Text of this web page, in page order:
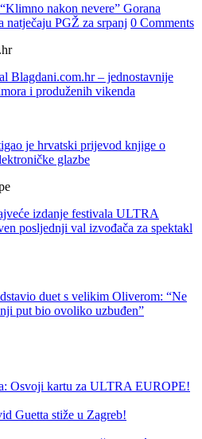
nakon nevere” Gorana
natječaju PGŽ za srpanj 0 Comments
Blagdani.com.hr – jednostavnije
i produženih vikenda
je hrvatski prijevod knjige o
glazbe
izdanje festivala ULTRA
posljednji val izvođača za spektakl
duet s velikim Oliverom: “Ne
put bio ovoliko uzbuđen”
Osvoji kartu za ULTRA EUROPE!
Guetta stiže u Zagreb!